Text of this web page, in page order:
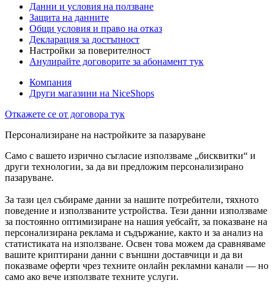
Данни и условия на ползване
Защита на данните
Общи условия и право на отказ
Декларация за достъпност
Настройки за поверителност
Анулирайте договорите за абонамент тук
Компания
Други магазини на NiceShops
Откажете се от договора тук
Персонализиране на настройките за пазаруване
Само с вашето изрично съгласие използваме „бисквитки“ и
други технологии, за да ви предложим персонализирано
пазаруване.
За тази цел събираме данни за нашите потребители, тяхното
поведение и използваните устройства. Тези данни използваме
за постоянно оптимизиране на нашия уебсайт, за показване на
персонализирана реклама и съдържание, както и за анализ на
статистиката на използване. Освен това можем да сравняваме
вашите криптирани данни с външни доставчици и да ви
показваме оферти чрез техните онлайн рекламни канали — но
само ако вече използвате техните услуги.